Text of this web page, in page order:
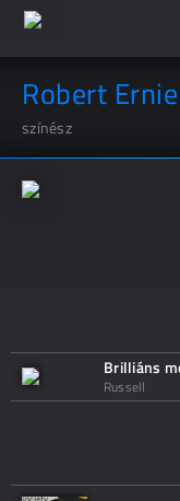
Robert
színész
Brilliáns
Russell